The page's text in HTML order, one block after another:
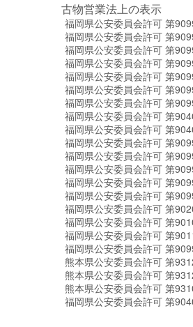
古物営業法上の表示
福岡県公安委員会許可 第
福岡県公安委員会許可 第
福岡県公安委員会許可 第
福岡県公安委員会許可 第
福岡県公安委員会許可 第
福岡県公安委員会許可 第
福岡県公安委員会許可 第
福岡県公安委員会許可 第
福岡県公安委員会許可 第
福岡県公安委員会許可 第
福岡県公安委員会許可 第
福岡県公安委員会許可 第
福岡県公安委員会許可 第
福岡県公安委員会許可 第
福岡県公安委員会許可 第
福岡県公安委員会許可 第
福岡県公安委員会許可 第
福岡県公安委員会許可 第
熊本県公安委員会許可 第
熊本県公安委員会許可 第
熊本県公安委員会許可 第
福岡県公安委員会許可 第